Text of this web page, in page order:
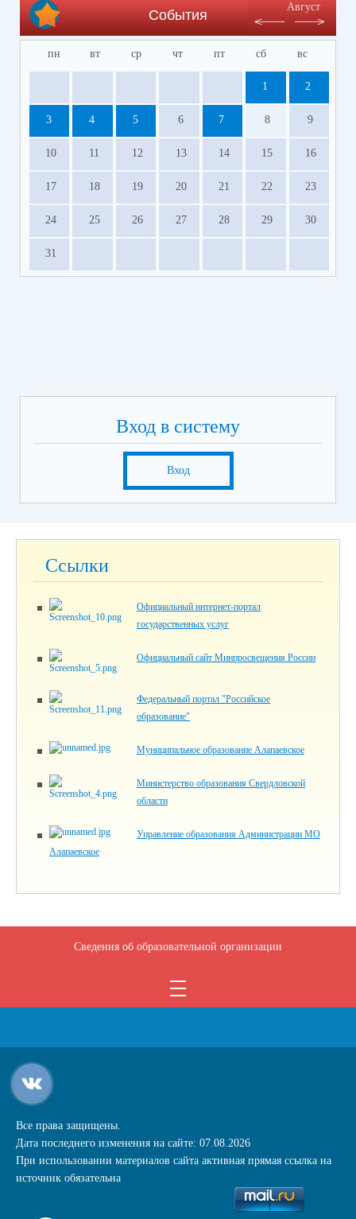
События
Август
пн вт ср чт пт сб вс
1 2
3 4 5 6 7 8 9
10 11 12 13 14 15 16
17 18 19 20 21 22 23
24 25 26 27 28 29 30
31
Вход в систему
Вход
Ссылки
Официальный интернет-портал
государственных услуг
Официальный сайт Минпросвещения России
Федеральный портал "Российское
образование"
Муниципальное образование Алапаевское
Министерство образования Свердловской
области
Управление образования Администрации МО
Алапаевское
Сведения об образовательной организации
Все права защищены.
Дата последнего изменения на сайте: 07.08.2026
При использовании материалов сайта активная прямая ссылка на
источник обязательна